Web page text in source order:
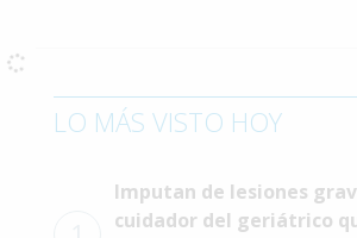
La
Ciudad
LO MÁS VISTO HOY
Imputan de lesiones
cuidador del geriátrico